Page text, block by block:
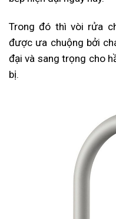
Trong đó thì vòi rửa
được ưa chuộng bởi
đại và sang trọng cho
bị.